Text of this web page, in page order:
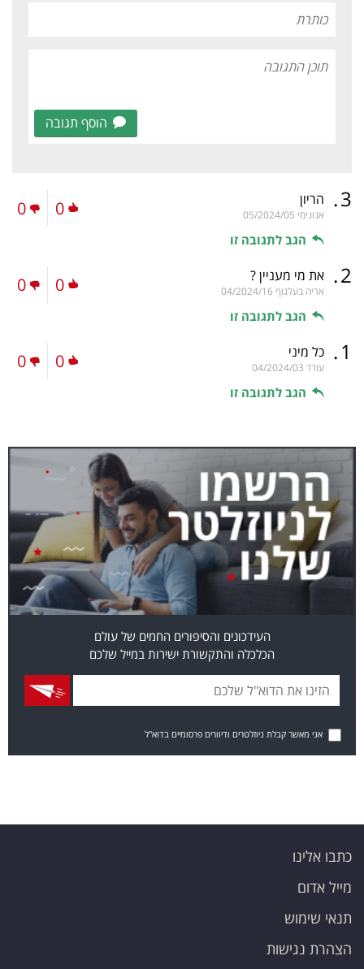
הוסף תגובה
3
. הריון
אנונימי 05/2024/05
הגב לתגובה זו
0
0
2
. את מי מעניין ?
אריה בעלגוף 04/2024/16
הגב לתגובה זו
0
0
1
. כל מיני
עודד 04/2024/03
הגב לתגובה זו
0
0
העידכונים והסיפורים החמים של עולם
הכלכלה והתקשורת ישירות במייל שלכם
אני מאשר קבלת ניוזלטרים ודיוורים פרסומיים בדוא"ל
כתבו אלינו
מייל אדום
תנאי שימוש
הצהרת נגישות